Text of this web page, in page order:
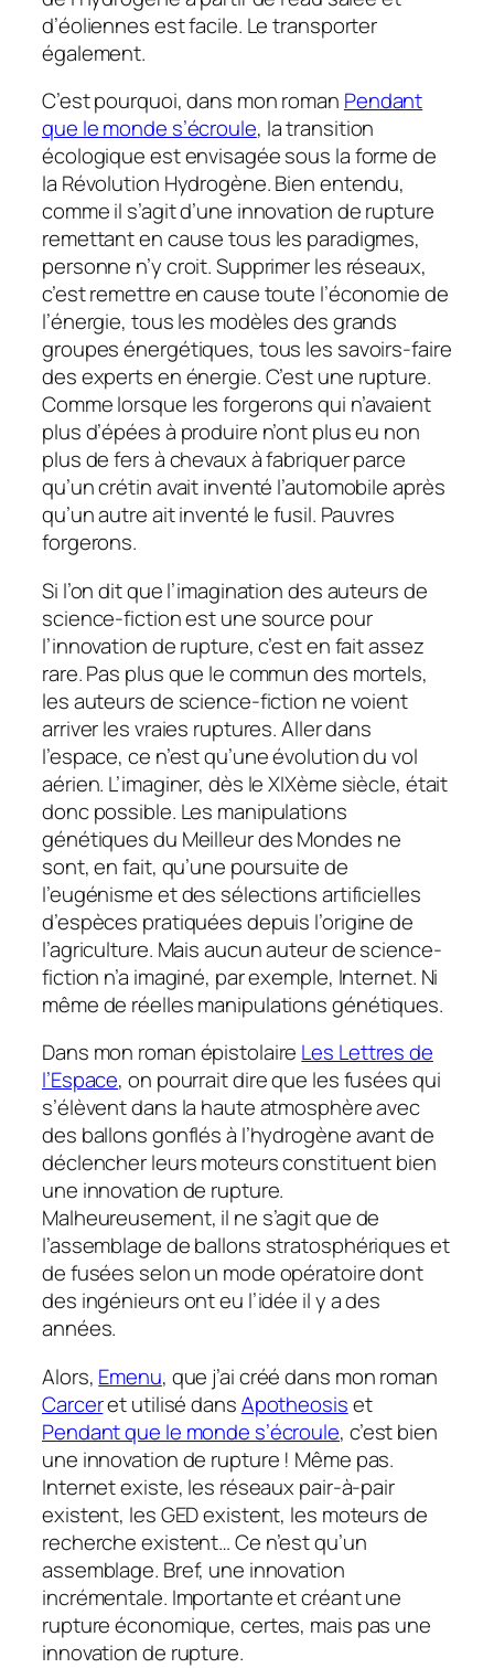
d’éoliennes est facile. Le transporter
également.
C’est pourquoi, dans mon roman Pendant
que le monde s’écroule, la transition
écologique est envisagée sous la forme de
la Révolution Hydrogène. Bien entendu,
comme il s’agit d’une innovation de rupture
remettant en cause tous les paradigmes,
personne n’y croit. Supprimer les réseaux,
c’est remettre en cause toute l’économie de
l’énergie, tous les modèles des grands
groupes énergétiques, tous les savoirs-faire
des experts en énergie. C’est une rupture.
Comme lorsque les forgerons qui n’avaient
plus d’épées à produire n’ont plus eu non
plus de fers à chevaux à fabriquer parce
qu’un crétin avait inventé l’automobile après
qu’un autre ait inventé le fusil. Pauvres
forgerons.
Si l’on dit que l’imagination des auteurs de
science-fiction est une source pour
l’innovation de rupture, c’est en fait assez
rare. Pas plus que le commun des mortels,
les auteurs de science-fiction ne voient
arriver les vraies ruptures. Aller dans
l’espace, ce n’est qu’une évolution du vol
aérien. L’imaginer, dès le XIXème siècle, était
donc possible. Les manipulations
génétiques du Meilleur des Mondes ne
sont, en fait, qu’une poursuite de
l’eugénisme et des sélections artificielles
d’espèces pratiquées depuis l’origine de
l’agriculture. Mais aucun auteur de science-
fiction n’a imaginé, par exemple, Internet. Ni
même de réelles manipulations génétiques.
Dans mon roman épistolaire Les Lettres de
l’Espace, on pourrait dire que les fusées qui
s’élèvent dans la haute atmosphère avec
des ballons gonflés à l’hydrogène avant de
déclencher leurs moteurs constituent bien
une innovation de rupture.
Malheureusement, il ne s’agit que de
l’assemblage de ballons stratosphériques et
de fusées selon un mode opératoire dont
des ingénieurs ont eu l’idée il y a des
années.
Alors, Emenu, que j’ai créé dans mon roman
Carceret utilisé dansApotheosiset
Pendant que le monde s’écroule, c’est bien
une innovation de rupture ! Même pas.
Internet existe, les réseaux pair-à-pair
existent, les GED existent, les moteurs de
recherche existent… Ce n’est qu’un
assemblage. Bref, une innovation
incrémentale. Importante et créant une
rupture économique, certes, mais pas une
innovation de rupture.